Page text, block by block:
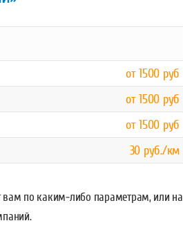
от 1500 руб
от 1500 руб
от 1500 руб
30 руб./км
вам по каким-либо параметрам, или на